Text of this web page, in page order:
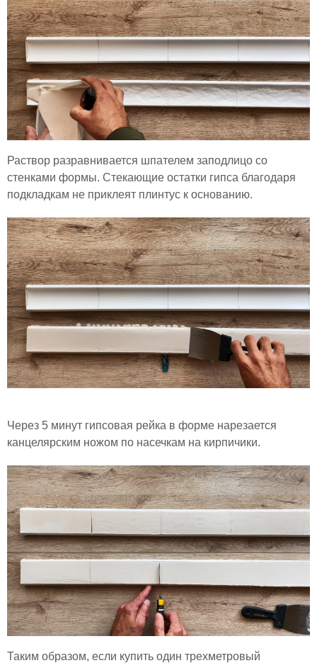
Раствор разравнивается шпателем заподлицо со
стенками формы. Стекающие остатки гипса благодаря
подкладкам не приклеят плинтус к основанию.
Через 5 минут гипсовая рейка в форме нарезается
канцелярским ножом по насечкам на кирпичики.
Таким образом, если купить один трехметровый